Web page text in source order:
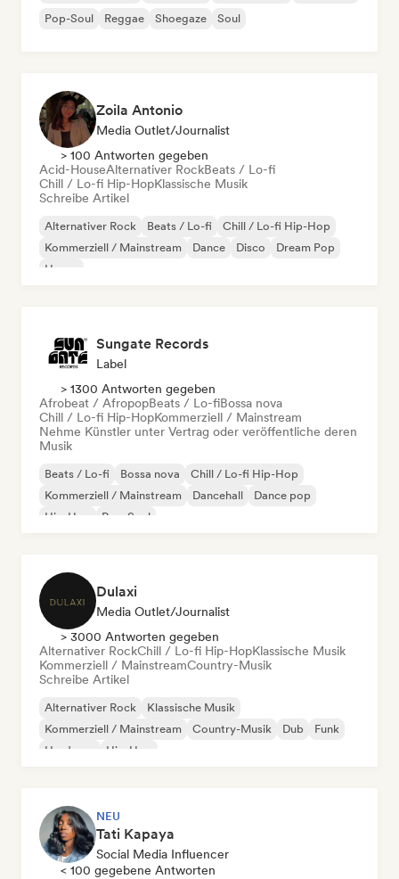
Pop-Soul
Reggae Shoegaze Soul
Zoila Antonio
Media Outlet/Journalist
> 100 Antworten gegeben
Acid-HouseAlternativer RockBeats / Lo-fi
Chill / Lo-fi Hip-HopKlassische Musik
Schreibe Artikel
Alternativer Rock Beats / Lo-fi
Chill / Lo-fi Hip-Hop
Kommerziell / Mainstream
Dance Disco
Dream Pop
House
Sungate Records
Label
> 1300 Antworten gegeben
Afrobeat / AfropopBeats / Lo-fiBossa nova
Chill / Lo-fi Hip-HopKommerziell / Mainstream
Nehme Künstler unter Vertrag oder veröffentliche deren
Musik
Beats / Lo-fi Bossa nova
Chill / Lo-fi Hip-Hop
Kommerziell / Mainstream
Dancehall
Dance pop
Hip-Hop
Pop-Soul
Dulaxi
Media Outlet/Journalist
> 3000 Antworten gegeben
Alternativer RockChill / Lo-fi Hip-HopKlassische Musik
Kommerziell / MainstreamCountry-Musik
Schreibe Artikel
Alternativer Rock
Klassische Musik
Kommerziell / Mainstream
Country-Musik Dub
Funk
Hardcore
Hip-Hop
NEU
Tati Kapaya
Social Media Influencer
< 100 gegebene Antworten